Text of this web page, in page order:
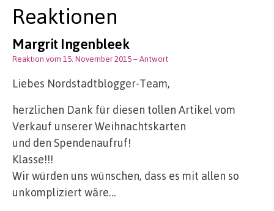
Reaktionen
Margrit Ingenbleek
Reaktion vom 15. November 2015– Antwort
Liebes Nordstadtblogger-Team,
herzlichen Dank für diesen tollen Artikel vom
Verkauf unserer Weihnachtskarten
und den Spendenaufruf!
Klasse!!!
Wir würden uns wünschen, dass es mit allen so
unkompliziert wäre…